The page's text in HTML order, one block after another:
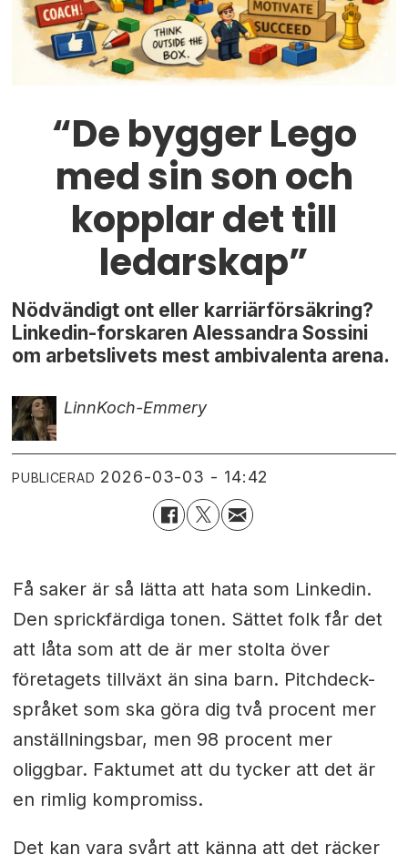
“De bygger Lego
med sin son och
kopplar det till
ledarskap”
Nödvändigt ont eller karriärförsäkring?
Linkedin-forskaren Alessandra Sossini
om arbetslivets mest ambivalenta arena.
LinnKoch-Emmery
PUBLICERAD 2026-03-03 - 14:42
Få saker är så lätta att hata som Linkedin.
Den sprickfärdiga tonen. Sättet folk får det
att låta som att de är mer stolta över
företagets tillväxt än sina barn. Pitchdeck-
språket som ska göra dig två procent mer
anställningsbar, men 98 procent mer
oliggbar. Faktumet att du tycker att det är
en rimlig kompromiss.
Det kan vara svårt att känna att det räcker